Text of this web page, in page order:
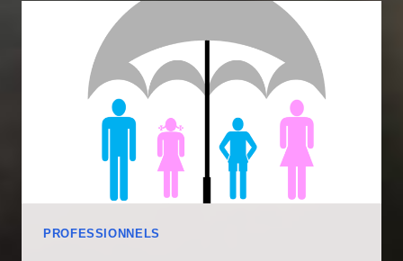
FERROVIAIRES
AVEC
EFFICACITÉ
PROFESSIONNELS